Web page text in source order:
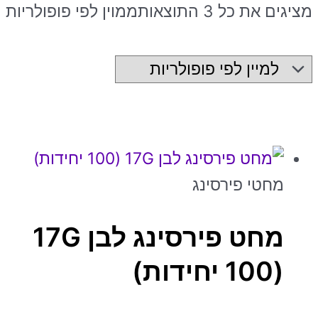
מציגים את כל ⁦3⁩ התוצאות ממוין לפי פופולריות
מחטי פירסינג
מחט פירסינג לבן 17G
(100 יחידות)